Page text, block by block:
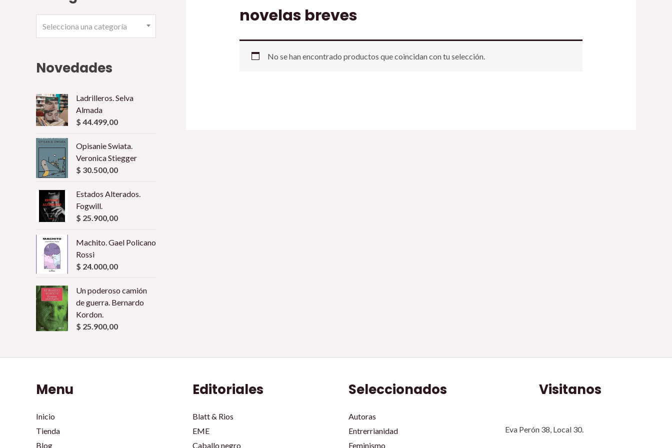
Selecciona una categoría
Novedades
Ladrilleros. Selva
Almada
$ 44.499,00
Opisanie Swiata.
Veronica Stiegger
$ 30.500,00
Estados Alterados.
Fogwill.
$ 25.900,00
Machito. Gael Policano
Rossi
$ 24.000,00
Un poderoso camión
de guerra. Bernardo
Kordon.
$ 25.900,00
novelas breves
No se han encontrado productos que coincidan con tu selección.
Menu
Inicio
Tienda
Blog
Editoriales
Blatt & Rios
EME
Caballo negro
Seleccionados
Autoras
Entrerrianidad
Feminismo
Visitanos
Eva Perón 38, Local 30.